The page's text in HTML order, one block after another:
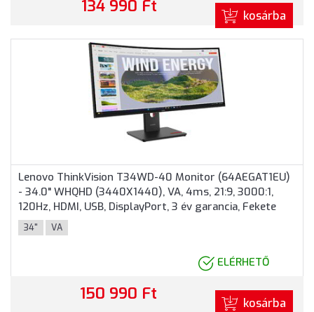
134 990 Ft kosárba
Lenovo ThinkVision T34WD-40 Monitor (64AEGAT1EU)
- 34.0" WHQHD (3440X1440), VA, 4ms, 21:9, 3000:1,
120Hz, HDMI, USB, DisplayPort, 3 év garancia, Fekete
színben
34" VA
ELÉRHETŐ
150 990 Ft kosárba